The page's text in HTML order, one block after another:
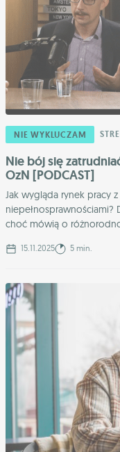
NIE WYKLUCZAM
Nie bój się
OzN [PODCAST]
Jak wygląda rynek pracy
niepełnosprawnościami?
choć mówią o
15.11.2025 5 min.